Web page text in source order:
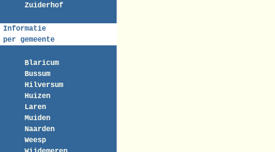
Zuiderhof
Informatie
per gemeente
Blaricum
Bussum
Hilversum
Huizen
Laren
Muiden
Naarden
Weesp